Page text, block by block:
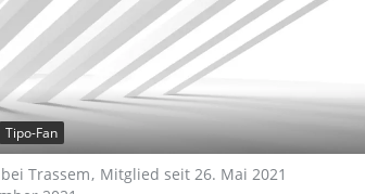
Tipo-Fan
Trassem Mitglied seit 26. Mai 2021